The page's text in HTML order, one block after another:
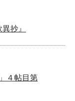
抄』
４帖目第